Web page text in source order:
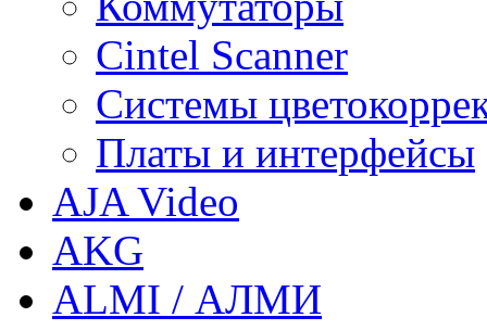
Cintel Scanner
Системы
Платы и интерфейсы
AJA Video
AKG
ALMI / АЛМИ